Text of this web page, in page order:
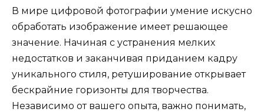
В мире цифровой фотографии умение искусно
обработать изображение имеет решающее
значение. Начиная с устранения мелких
недостатков и заканчивая приданием кадру
уникального стиля, ретуширование открывает
бескрайние горизонты для творчества.
Независимо от вашего опыта, важно понимать,